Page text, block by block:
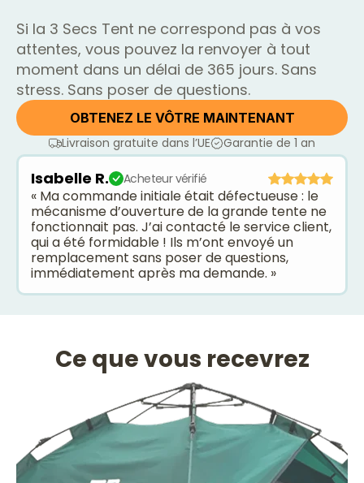
Si la 3 Secs Tent ne correspond pas à vos
attentes, vous pouvez la renvoyer à tout
moment dans un délai de 365 jours. Sans
stress. Sans poser de questions.
OBTENEZ LE VÔTRE MAINTENANT
Livraison gratuite dans l’UE
Garantie de 1 an
Isabelle R. Acheteur vérifié
« Ma commande initiale était défectueuse : le
mécanisme d’ouverture de la grande tente ne
fonctionnait pas. J’ai contacté le service client,
qui a été formidable ! Ils m’ont envoyé un
remplacement sans poser de questions,
immédiatement après ma demande. »
Ce que vous recevrez